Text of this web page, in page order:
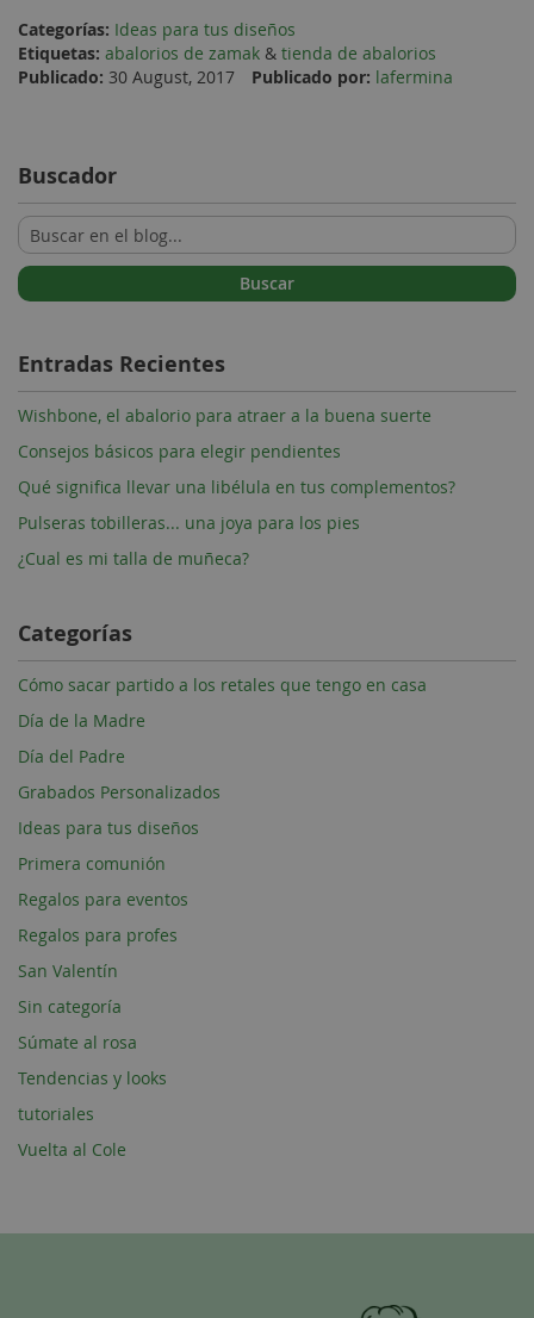
Categorías: Ideas para tus diseños
Etiquetas: abalorios de zamak & tienda de abalorios
Publicado: 30 August, 2017 Publicado por: lafermina
Buscador
Buscar
Entradas Recientes
Wishbone, el abalorio para atraer a la buena suerte
Consejos básicos para elegir pendientes
Qué significa llevar una libélula en tus complementos?
Pulseras tobilleras... una joya para los pies
¿Cual es mi talla de muñeca?
Categorías
Cómo sacar partido a los retales que tengo en casa
Día de la Madre
Día del Padre
Grabados Personalizados
Ideas para tus diseños
Primera comunión
Regalos para eventos
Regalos para profes
San Valentín
Sin categoría
Súmate al rosa
Tendencias y looks
tutoriales
Vuelta al Cole